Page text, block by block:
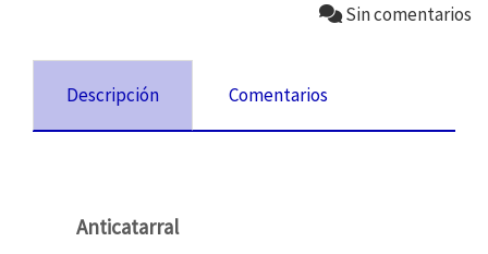
Sin comentarios
Descripción Comentarios
Anticatarral